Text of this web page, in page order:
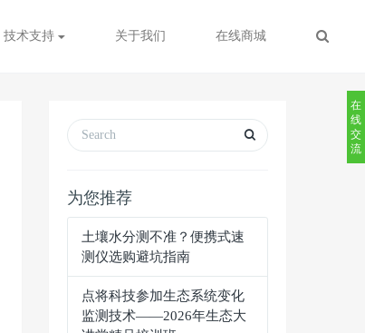
技术支持 关于我们 在线商城
为您推荐
土壤水分测不准？便携式速
测仪选购避坑指南
点将科技参加生态系统变化
监测技术——2026年生态大
在
线
交
流